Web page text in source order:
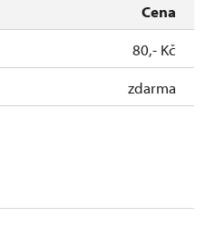
Cena
80,- Kč
zdarma